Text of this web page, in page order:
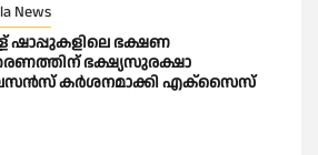
News
ഷാപ്പുകളിലെ ഭക്ഷണ
ഭക്ഷ്യസുരക്ഷാ
കര്‍ശനമാക്കി എക്‌സൈസ്